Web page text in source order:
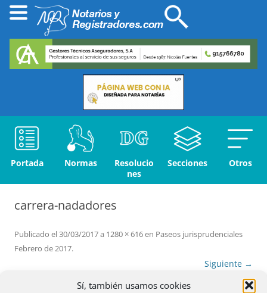
Sí, también usamos cookies
Portada Normas
Resolucio
nes
Secciones Otros
carrera-nadadores
Publicado el30/03/2017a 1280 × 616en Paseos jurisprudenciales
Febrero de 2017.
Siguiente →